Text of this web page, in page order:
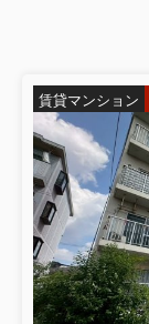
賃貸マンション